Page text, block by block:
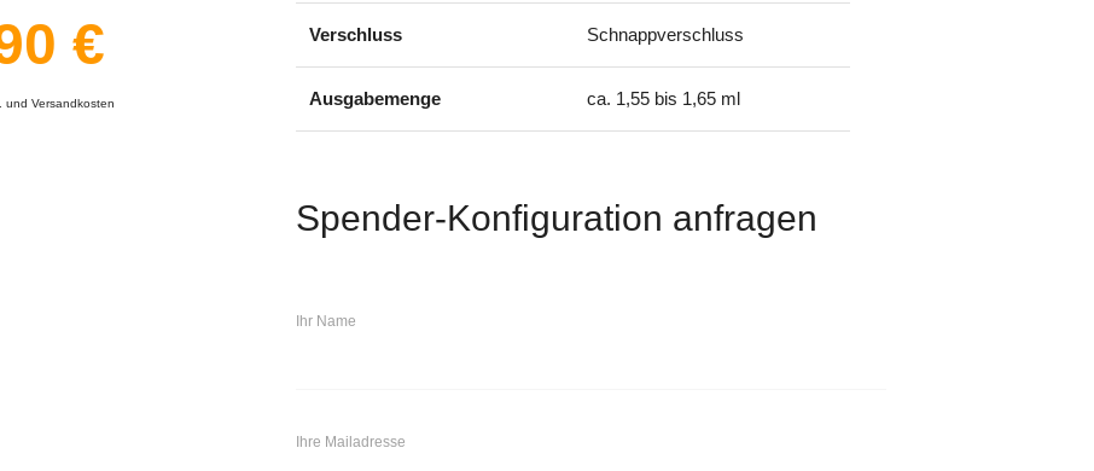
€
und Versandkosten
Verschluss Schnappverschluss
Ausgabemenge ca. 1,55 bis 1,65 ml
Spender-Konfiguration anfragen
Ihr Name
Ihre Mailadresse